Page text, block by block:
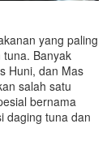
yang paling
Banyak
Huni, dan Mas
salah satu
bernama
daging tuna dan